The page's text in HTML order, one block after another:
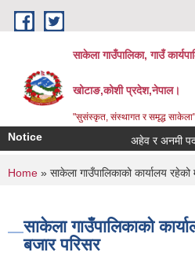
Skip to main content
साकेला गाउँपालिका, गाउँ
खोटाङ,कोशी प्रदेश,नेपाल।
"सुसंस्कृत, संस्थागत र समृद्ध साकेला"
Notice अहेव र अनमी पदको
You are here
Home » साकेला गाउँपालिकाको कार्यालय
साकेला गाउँपालिकाको
बजार परिसर